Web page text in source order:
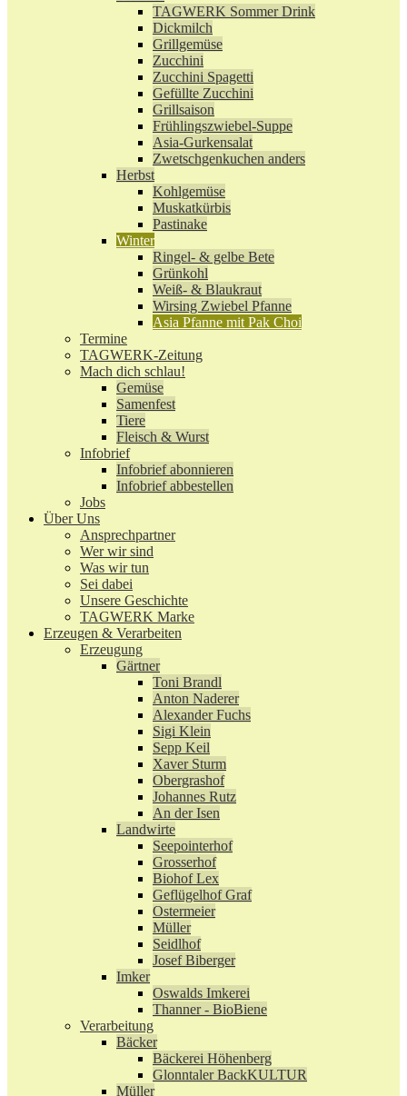
TAGWERK Sommer Drink
Dickmilch
Grillgemüse
Zucchini
Zucchini Spagetti
Gefüllte Zucchini
Grillsaison
Frühlingszwiebel-Suppe
Asia-Gurkensalat
Zwetschgenkuchen anders
Herbst
Kohlgemüse
Muskatkürbis
Pastinake
Winter
Ringel- & gelbe Bete
Grünkohl
Weiß- & Blaukraut
Wirsing Zwiebel Pfanne
Asia Pfanne mit Pak Choi
Termine
TAGWERK-Zeitung
Mach dich schlau!
Gemüse
Samenfest
Tiere
Fleisch & Wurst
Infobrief
Infobrief abonnieren
Infobrief abbestellen
Jobs
Über Uns
Ansprechpartner
Wer wir sind
Was wir tun
Sei dabei
Unsere Geschichte
TAGWERK Marke
Erzeugen & Verarbeiten
Erzeugung
Gärtner
Toni Brandl
Anton Naderer
Alexander Fuchs
Sigi Klein
Sepp Keil
Xaver Sturm
Obergrashof
Johannes Rutz
An der Isen
Landwirte
Seepointerhof
Grosserhof
Biohof Lex
Geflügelhof Graf
Ostermeier
Müller
Seidlhof
Josef Biberger
Imker
Oswalds Imkerei
Thanner - BioBiene
Verarbeitung
Bäcker
Bäckerei Höhenberg
Glonntaler BackKULTUR
Müller